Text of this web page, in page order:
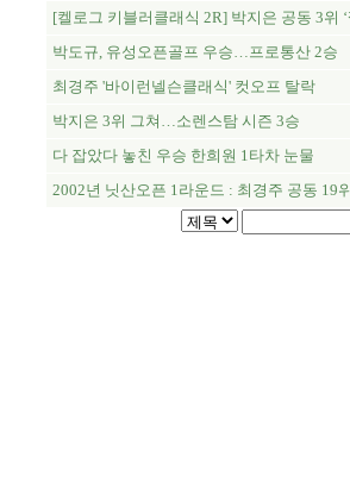
[켈로그 키블러클래식 2R] 박지은 공동 3위 ‘
박도규, 유성오픈골프 우승…프로통산 2승
최경주 '바이런넬슨클래식' 컷오프 탈락
박지은 3위 그쳐…소렌스탐 시즌 3승
다 잡았다 놓친 우승 한희원 1타차 눈물
2002년 닛산오픈 1라운드 : 최경주 공동 19